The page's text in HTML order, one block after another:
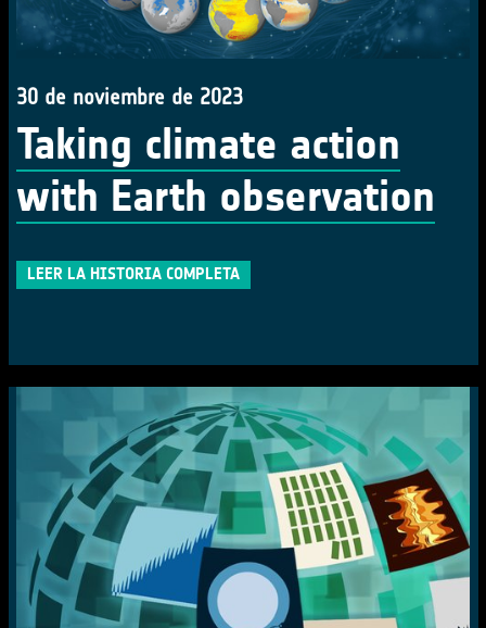
30 de noviembre de 2023
Taking climate action
with Earth observation
LEER LA HISTORIA COMPLETA